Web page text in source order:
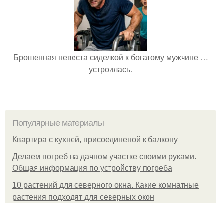
Брошенная невеста сиделкой к богатому мужчине …
устроилась.
Популярные материалы
Квартира с кухней, присоединеной к балкону
Делаем погреб на дачном участке своими руками.
Общая информация по устройству погреба
10 растений для северного окна. Какие комнатные
растения подходят для северных окон